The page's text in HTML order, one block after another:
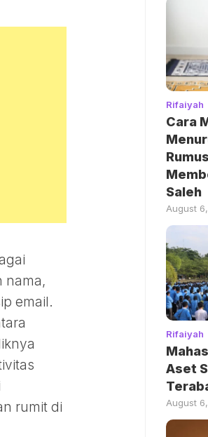
nama,
email.
rumit di
Rifaiyah
Cara
Saleh
August
Rifaiyah
Aset
August